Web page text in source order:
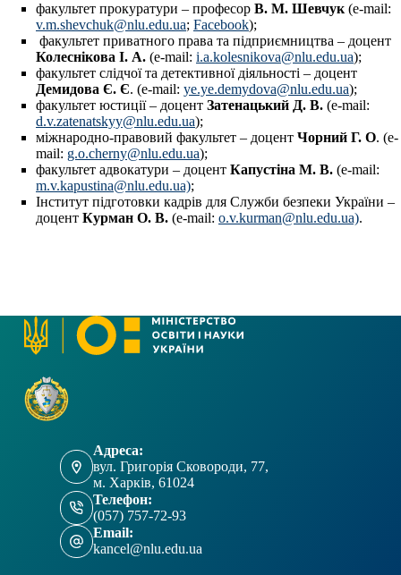
факультет прокуратури – професор В. М. Шевчук (e-mail:
v.m.shevchuk@nlu.edu.ua; Facebook);
факультет приватного права та підприємництва – доцент
Колеснікова І. А. (e-mail: i.a.kolesnikova@nlu.edu.ua);
факультет слідчої та детективної діяльності – доцент
Демидова Є. Є. (e-mail: ye.ye.demydova@nlu.edu.ua);
факультет юстиції – доцент Затенацький Д. В. (e-mail:
d.v.zatenatskyy@nlu.edu.ua);
міжнародно-правовий факультет – доцент Чорний Г. О. (e-
mail: g.o.cherny@nlu.edu.ua);
факультет адвокатури – доцент Капустіна М. В. (e-mail:
m.v.kapustina@nlu.edu.ua);
Інститут підготовки кадрів для Служби безпеки України –
доцент Курман О. В. (e-mail: o.v.kurman@nlu.edu.ua).
Адреса:
вул. Григорія Сковороди, 77,
м. Харків, 61024
Телефон:
(057) 757-72-93
Email:
kancel@nlu.edu.ua